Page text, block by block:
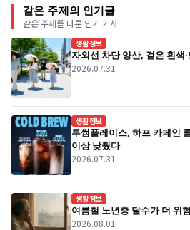
같은 주제의 인기글
같은 주제를 다룬 인기 기사
생활정보
자외선 차단 양산, 겉은 흰색
2026.07.31
생활정보
투썸플레이스, 하프 카페인
이상 낮췄다
2026.07.31
생활정보
여름철 노년층 탈수가 더 위
2026.08.01